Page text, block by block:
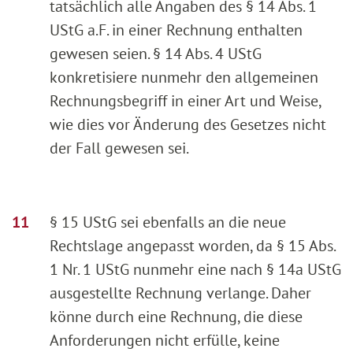
tatsächlich alle Angaben des § 14 Abs. 1
UStG a.F. in einer Rechnung enthalten
gewesen seien. § 14 Abs. 4 UStG
konkretisiere nunmehr den allgemeinen
Rechnungsbegriff in einer Art und Weise,
wie dies vor Änderung des Gesetzes nicht
der Fall gewesen sei.
§ 15 UStG sei ebenfalls an die neue
Rechtslage angepasst worden, da § 15 Abs.
1 Nr. 1 UStG nunmehr eine nach § 14a UStG
ausgestellte Rechnung verlange. Daher
könne durch eine Rechnung, die diese
Anforderungen nicht erfülle, keine